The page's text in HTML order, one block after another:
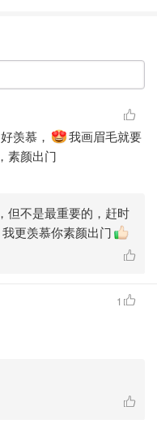
用过很多种不同的粉
底。涂上不会感觉很
羡慕，
我画眉毛就要
素颜出门
但不是最重要的，赶时
我更羡慕你素颜出门
1